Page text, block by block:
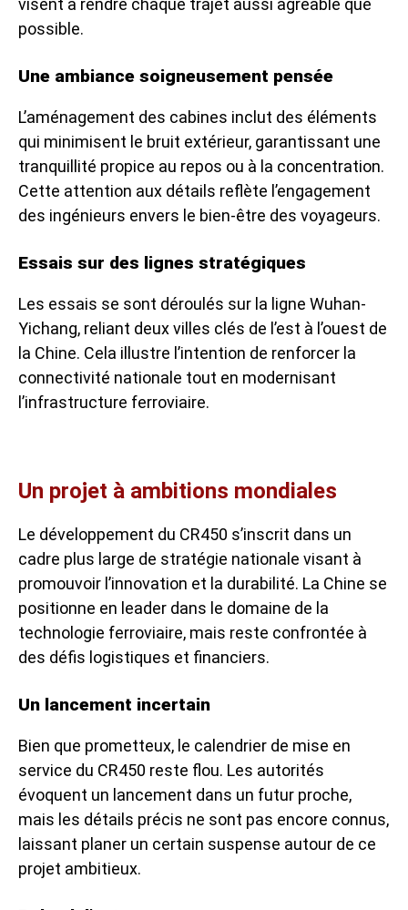
visent à rendre chaque trajet aussi agréable que
possible.
Une ambiance soigneusement pensée
L’aménagement des cabines inclut des éléments
qui minimisent le bruit extérieur, garantissant une
tranquillité propice au repos ou à la concentration.
Cette attention aux détails reflète l’engagement
des ingénieurs envers le bien-être des voyageurs.
Essais sur des lignes stratégiques
Les essais se sont déroulés sur la ligne Wuhan-
Yichang, reliant deux villes clés de l’est à l’ouest de
la Chine. Cela illustre l’intention de renforcer la
connectivité nationale tout en modernisant
l’infrastructure ferroviaire.
Un projet à ambitions mondiales
Le développement du CR450 s’inscrit dans un
cadre plus large de stratégie nationale visant à
promouvoir l’innovation et la durabilité. La Chine se
positionne en leader dans le domaine de la
technologie ferroviaire, mais reste confrontée à
des défis logistiques et financiers.
Un lancement incertain
Bien que prometteux, le calendrier de mise en
service du CR450 reste flou. Les autorités
évoquent un lancement dans un futur proche,
mais les détails précis ne sont pas encore connus,
laissant planer un certain suspense autour de ce
projet ambitieux.